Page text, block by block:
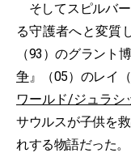
そしてスピルバ
る守護者へと変質
（93）のグラント
争』（05）のレイ
ワールド/ジュラシ
サウルスが子供を
れする物語だった。